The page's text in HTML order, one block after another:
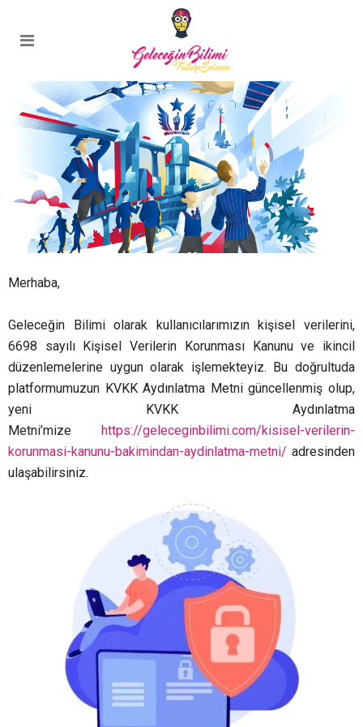
Merhaba,
Geleceğin Bilimi olarak kullanıcılarımızın kişisel verilerini,
6698 sayılı Kişisel Verilerin Korunması Kanunu ve ikincil
düzenlemelerine uygun olarak işlemekteyiz. Bu doğrultuda
platformumuzun KVKK Aydınlatma Metni güncellenmiş olup,
yeni KVKK Aydınlatma
Metni’mize
https://geleceginbilimi.com/kisisel-verilerin-
korunmasi-kanunu-bakimindan-aydinlatma-metni/ adresinden
ulaşabilirsiniz.